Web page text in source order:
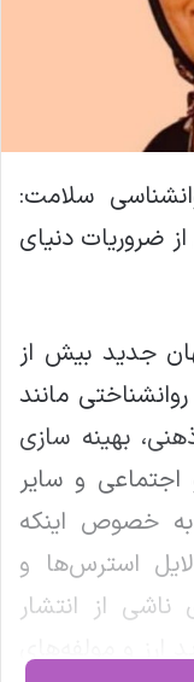
سلامت:
ضروریات دنیای
جدید بیش از
مانند
بهینه سازی
اجتماعی و سایر
به خصوص اینکه
استرس‌ها و
از انتشار